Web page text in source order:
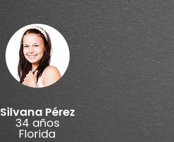
Silvana Pérez
34 años
Florida